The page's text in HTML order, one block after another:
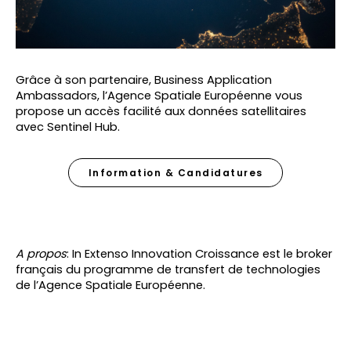
Grâce à son partenaire, Business Application
Ambassadors, l’Agence Spatiale Européenne vous
propose un accès facilité aux données satellitaires
avec Sentinel Hub.
Information & Candidatures
A propos: In Extenso Innovation Croissance est le broker
français du programme de transfert de technologies
de l’Agence Spatiale Européenne.